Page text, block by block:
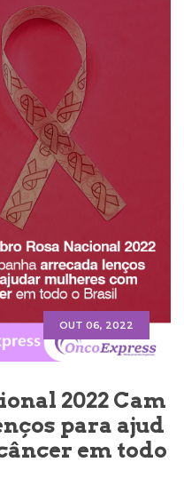
OUT 06, 2022
2022 Cam
para ajud
em todo